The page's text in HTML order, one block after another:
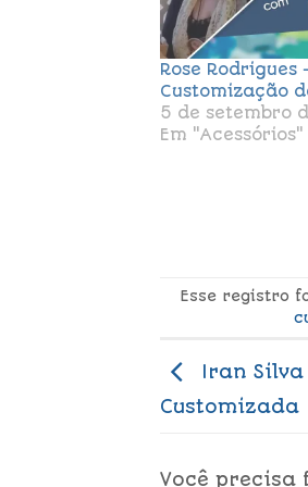
Rose Rodrigues
Customização
5 de setembro
Em "Acessórios"
Esse registro
Iran Silva
Customizada
Você precisa